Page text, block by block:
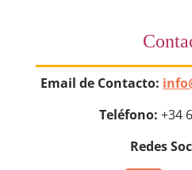
Email de Contacto:
Teléfono: +34
Redes